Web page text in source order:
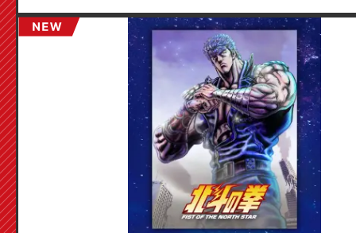
خصيصًا (4 أنواع إجمالاً)!